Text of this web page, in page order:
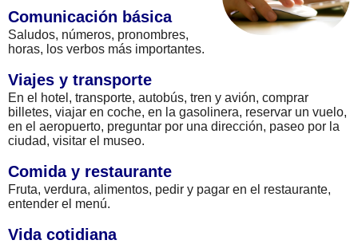
Comunicación básica
Saludos, números, pronombres,
horas, los verbos más importantes.
Viajes y transporte
En el hotel, transporte, autobús, tren y avión, comprar
billetes, viajar en coche, en la gasolinera, reservar un vuelo,
en el aeropuerto, preguntar por una dirección, paseo por la
ciudad, visitar el museo.
Comida y restaurante
Fruta, verdura, alimentos, pedir y pagar en el restaurante,
entender el menú.
Vida cotidiana